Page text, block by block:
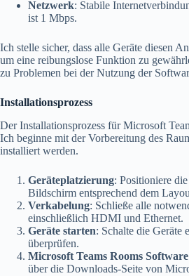
Netzwerk: Stabile
ist 1 Mbps.
Ich stelle sicher, dass alle Geräte diesen
um eine reibungslose Funktion zu
zu Problemen bei der Nutzung der
Installationsprozess
Der Installationsprozess für Microsoft
Ich beginne mit der Vorbereitung des
installiert werden.
Geräteplatzierung: Positioniere
Bildschirm entsprechend dem
Verkabelung: Schließe alle
einschließlich HDMI und Ethernet.
Geräte starten: Schalte die Geräte
überprüfen.
Microsoft Teams Rooms Software
über die Downloads-Seite von